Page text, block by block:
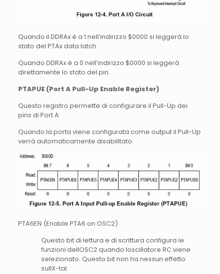
Quando il DDRAx è a 1 nell’indirizzo $0000 si leggerà lo
stato del PTAx data latch.
Quando DDRAx è a 0 nell’indirizzo $0000 si leggerà
direttamente lo stato del pin.
PTAPUE (Port A Pull-Up Enable Register)
Questo registro permette di configurare il Pull-Up dei
pins di Port A
Quando la porta viene configurata come output il Pull-Up
verrà automaticamente disabilitato.
PTA6EN (Enable PTA6 on OSC2)
Questo bit di lettura e di scrittura configura le
funzioni dellOSC2 quando loscillatore RC viene
selezionato. Questo bit non ha nessun effetto
sullX-tal.